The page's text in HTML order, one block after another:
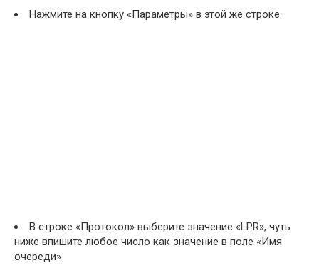
Нажмите на кнопку «Параметры» в этой же строке.
В строке «Протокол» выберите значение «LPR», чуть
ниже впишите любое число как значение в поле «Имя
очереди»